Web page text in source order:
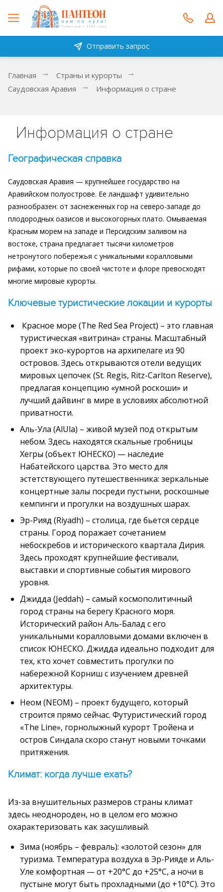
Отправить запрос
Главная
Страны и курорты
Саудовская Аравия
Информация о стране
Информация о стране
Географическая справка
Саудовская Аравия — крупнейшее государство на
Аравийском полуострове. Ее ландшафт удивительно
разнообразен: от заснеженных гор на северо-западе до
плодородных оазисов и высокогорных плато. Омываемая
Красным морем на западе и Персидским заливом на
востоке, страна предлагает тысячи километров
нетронутого побережья с уникальными коралловыми
рифами, которые по своей чистоте и флоре превосходят
многие мировые курорты.
Ключевые туристические локации и курорты
Красное море (The Red Sea Project) – это главная
туристическая «витрина» страны. Масштабный
проект эко-курортов на архипелаге из 90
островов. Здесь открываются отели ведущих
мировых цепочек (St. Regis, Ritz-Carlton Reserve),
предлагая концепцию «умной роскоши» и
лучший дайвинг в мире в условиях абсолютной
приватности.
Аль-Ула (AlUla) – живой музей под открытым
небом. Здесь находятся скальные гробницы
Хегры (объект ЮНЕСКО) — наследие
Набатейского царства. Это место для
эстетствующего путешественника: зеркальные
концертные залы посреди пустыни, роскошные
кемпинги и прогулки на воздушных шарах.
Эр-Рияд (Riyadh) – столица, где бьется сердце
страны. Город поражает сочетанием
небоскребов и исторического квартала Дирия.
Здесь проходят крупнейшие фестивали,
выставки и спортивные события мирового
уровня.
Джидда (Jeddah) – самый космополитичный
город страны на берегу Красного моря.
Исторический район Аль-Балад с его
уникальными коралловыми домами включен в
список ЮНЕСКО. Джидда идеально подходит для
тех, кто хочет совместить прогулки по
набережной Корниш с изучением древней
архитектуры.
Неом (NEOM) – проект будущего, который
строится прямо сейчас. Футуристический город
«The Line», горнолыжный курорт Тройена и
остров Синдала скоро станут новыми точками
притяжения.
Климат: когда лучше ехать?
Из-за внушительных размеров страны климат
здесь неоднороден, но в целом его можно
охарактеризовать как засушливый.
Зима (ноябрь – февраль): «золотой сезон» для
туризма. Температура воздуха в Эр-Рияде и Аль-
Уле комфортная — от +20°C до +25°C, а ночи в
пустыне могут быть прохладными (до +10°C). Это